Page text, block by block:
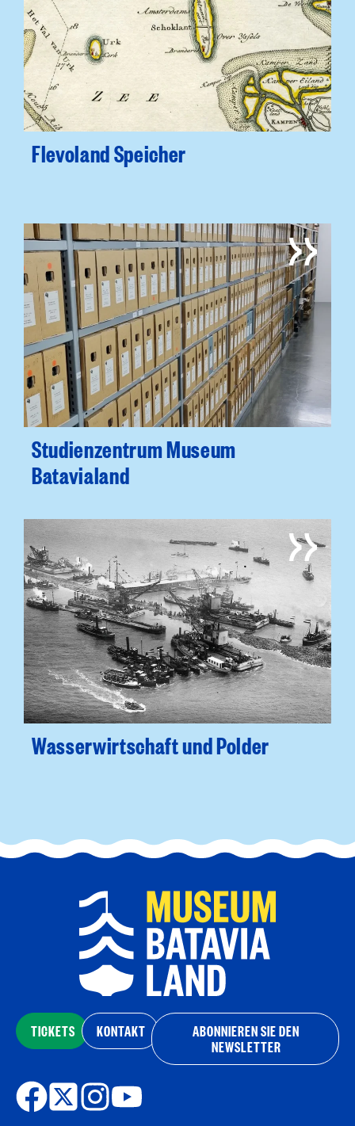
Flevoland Speicher
Studienzentrum Museum
Batavialand
Wasserwirtschaft und Polder
TICKETS KONTAKT
ABONNIEREN SIE DEN
NEWSLETTER